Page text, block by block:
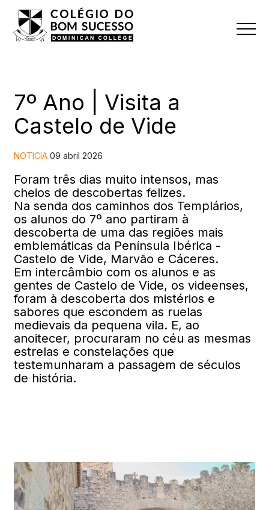
7º Ano | Visita a
Castelo de Vide
NOTICIA09 abril 2026
Foram três dias muito intensos, mas
cheios de descobertas felizes.
Na senda dos caminhos dos Templários,
os alunos do 7º ano partiram à
descoberta de uma das regiões mais
emblemáticas da Península Ibérica -
Castelo de Vide, Marvão e Cáceres.
Em intercâmbio com os alunos e as
gentes de Castelo de Vide, os videenses,
foram à descoberta dos mistérios e
sabores que escondem as ruelas
medievais da pequena vila. E, ao
anoitecer, procuraram no céu as mesmas
estrelas e constelações que
testemunharam a passagem de séculos
de história.